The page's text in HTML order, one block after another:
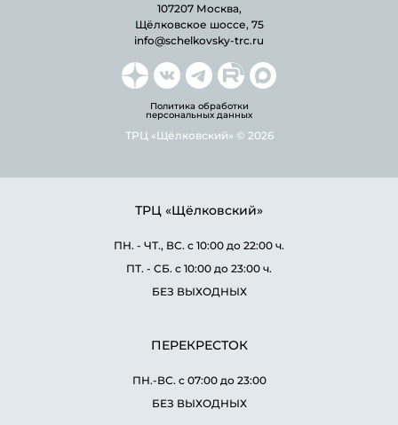
107207 Москва,
Щёлковское шоссе, 75
info@schelkovsky-trc.ru
Политика обработки
персональных данных
ТРЦ «Щёлковский» © 2026
ТРЦ «Щёлковский»
ПН. - ЧТ., ВС. с 10:00 до 22:00 ч.
ПТ. - СБ. с 10:00 до 23:00 ч.
БЕЗ ВЫХОДНЫХ
ПЕРЕКРЕСТОК
ПН.-ВС. с 07:00 до 23:00
БЕЗ ВЫХОДНЫХ